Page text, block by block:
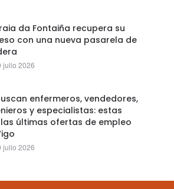
da Fontaiña recupera su
con una nueva pasarela de
julio 2026
enfermeros, vendedores,
y especialistas: estas
últimas ofertas de empleo
julio 2026